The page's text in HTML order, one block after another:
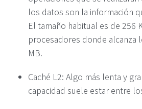
los datos son la información
El tamaño habitual es de 256
procesadores donde alcanza
MB.
Caché L2: Algo más lenta y
capacidad suele estar entre